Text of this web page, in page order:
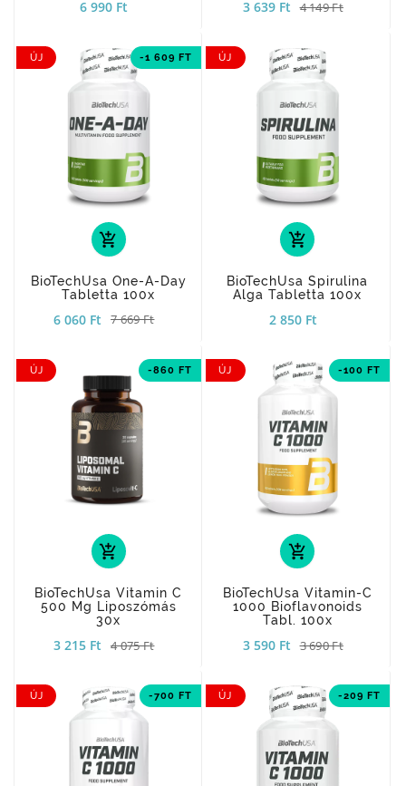
6 990 Ft 3 639 Ft 4 149 Ft
ÚJ -1 609 FT
add_shopping_cart
BioTechUsa One-A-Day
Tabletta 100x
6 060 Ft 7 669 Ft
ÚJ
add_shopping_cart
BioTechUsa Spirulina
Alga Tabletta 100x
2 850 Ft
ÚJ -860 FT
add_shopping_cart
BioTechUsa Vitamin C
500 Mg Liposzómás
30x
3 215 Ft 4 075 Ft
ÚJ -100 FT
add_shopping_cart
BioTechUsa Vitamin-C
1000 Bioflavonoids
Tabl. 100x
3 590 Ft 3 690 Ft
ÚJ -700 FT ÚJ -209 FT